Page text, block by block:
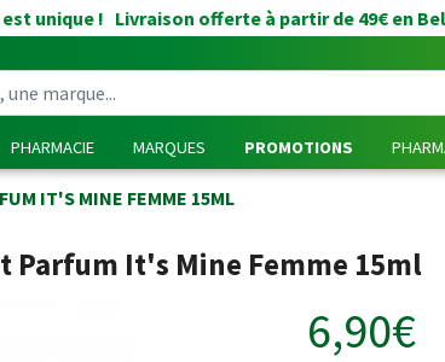
unique ! Livraison offerte à partir de 49€ en
PHARMACIE MARQUES PROMOTIONS
IT'S MINE FEMME 15ML
Parfum It's Mine Femme 15ml
6,90€